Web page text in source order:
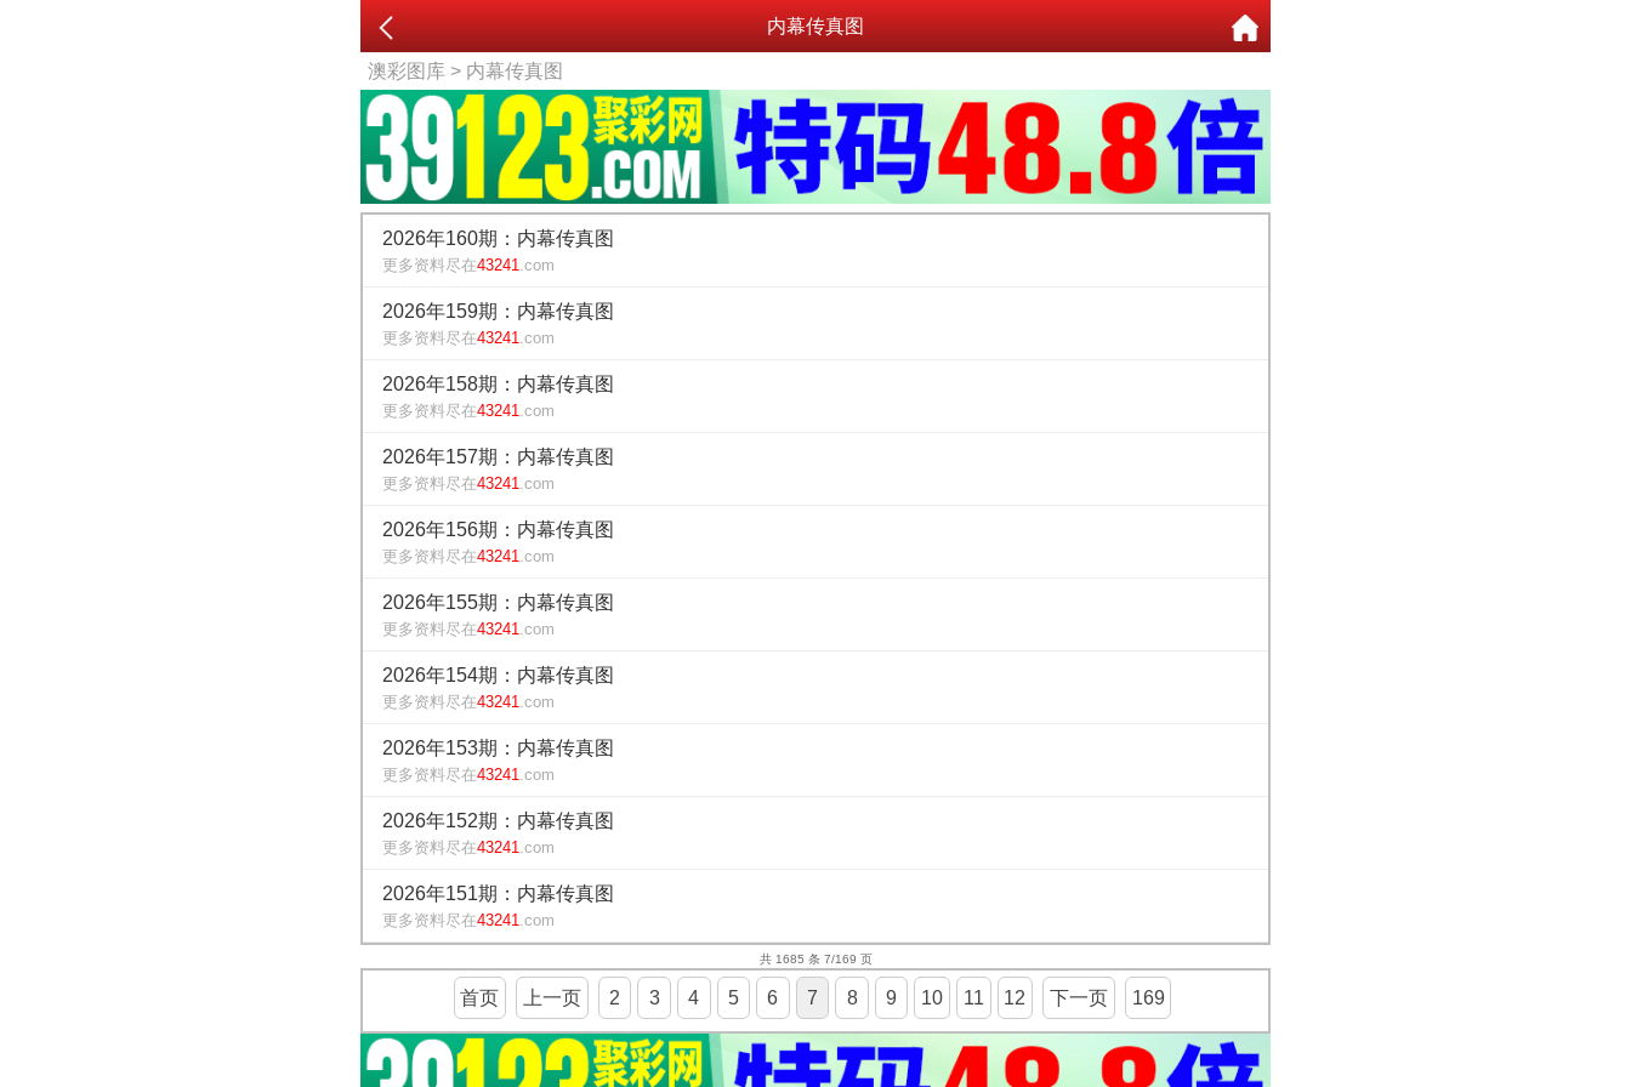
内幕传真图
澳彩图库 > 内幕传真图
2026年160期：内幕传真图
更多资料尽在43241.com
2026年159期：内幕传真图
更多资料尽在43241.com
2026年158期：内幕传真图
更多资料尽在43241.com
2026年157期：内幕传真图
更多资料尽在43241.com
2026年156期：内幕传真图
更多资料尽在43241.com
2026年155期：内幕传真图
更多资料尽在43241.com
2026年154期：内幕传真图
更多资料尽在43241.com
2026年153期：内幕传真图
更多资料尽在43241.com
2026年152期：内幕传真图
更多资料尽在43241.com
2026年151期：内幕传真图
更多资料尽在43241.com
共 1685 条 7/169 页
首页 上一页 2 3 4 5 6 7 8 9 10 11 12 下一页 169